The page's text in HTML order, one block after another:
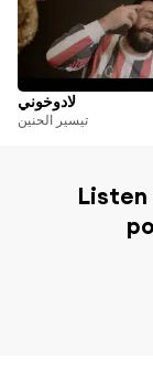
لادوخوني
تيسير الحنين
Listen